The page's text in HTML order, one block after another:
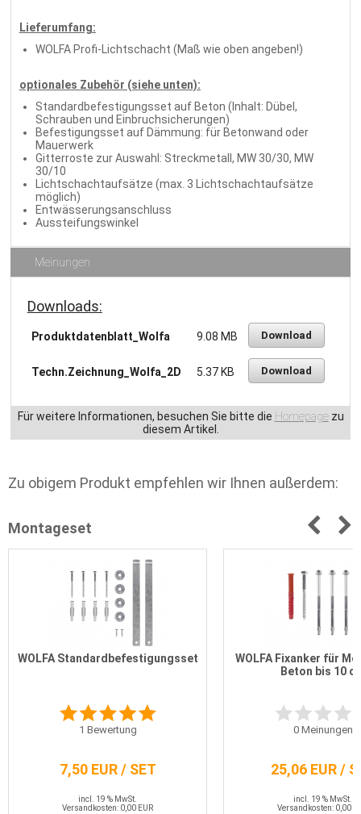
Lieferumfang:
WOLFA Profi-Lichtschacht (Maß wie oben angeben!)
optionales Zubehör (siehe unten):
Standardbefestigungsset auf Beton (Inhalt: Dübel,
Schrauben und Einbruchsicherungen)
Befestigungsset auf Dämmung: für Betonwand oder
Mauerwerk
Gitterroste zur Auswahl: Streckmetall, MW 30/30, MW
30/10
Lichtschachtaufsätze (max. 3 Lichtschachtaufsätze
möglich)
Entwässerungsanschluss
Aussteifungswinkel
Meinungen
Downloads:
Produktdatenblatt_Wolfa 9.08 MB Download
Techn.Zeichnung_Wolfa_2D 5.37 KB Download
Für weitere Informationen, besuchen Sie bitte die Homepagezu
diesem Artikel.
Zu obigem Produkt empfehlen wir Ihnen außerdem:
Montageset
WOLFA Standardbefestigungsset
1 Bewertung
7,50 EUR / SET
incl. 19 % MwSt.
Versandkosten: 0,00 EUR
WOLFA Fixanker für
Beton bis 10
0Meinungen
25,06 EUR /
incl. 19 % MwSt.
Versandkosten: 0,00